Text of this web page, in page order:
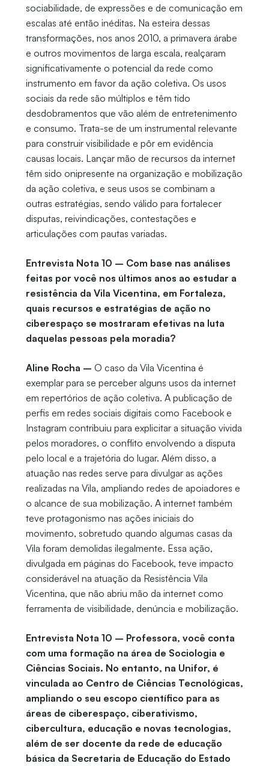
sociabilidade, de expressões e de comunicação em
escalas até então inéditas. Na esteira dessas
transformações, nos anos 2010, a primavera árabe
e outros movimentos de larga escala, realçaram
significativamente o potencial da rede como
instrumento em favor da ação coletiva. Os usos
sociais da rede são múltiplos e têm tido
desdobramentos que vão além de entretenimento
e consumo. Trata-se de um instrumental relevante
para construir visibilidade e pôr em evidência
causas locais. Lançar mão de recursos da internet
têm sido onipresente na organização e mobilização
da ação coletiva, e seus usos se combinam a
outras estratégias, sendo válido para fortalecer
disputas, reivindicações, contestações e
articulações com pautas variadas.
Entrevista Nota 10 – Com base nas análises
feitas por você nos últimos anos ao estudar a
resistência da Vila Vicentina, em Fortaleza,
quais recursos e estratégias de ação no
ciberespaço se mostraram efetivas na luta
daquelas pessoas pela moradia?
Aline Rocha – O caso da Vila Vicentina é
exemplar para se perceber alguns usos da internet
em repertórios de ação coletiva. A publicação de
perfis em redes sociais digitais como Facebook e
Instagram contribuiu para explicitar a situação vivida
pelos moradores, o conflito envolvendo a disputa
pelo local e a trajetória do lugar. Além disso, a
atuação nas redes serve para divulgar as ações
realizadas na Vila, ampliando redes de apoiadores e
o alcance de sua mobilização. A internet também
teve protagonismo nas ações iniciais do
movimento, sobretudo quando algumas casas da
Vila foram demolidas ilegalmente. Essa ação,
divulgada em páginas do Facebook, teve impacto
considerável na atuação da Resistência Vila
Vicentina, que não abriu mão da internet como
ferramenta de visibilidade, denúncia e mobilização.
Entrevista Nota 10 – Professora, você conta
com uma formação na área de Sociologia e
Ciências Sociais. No entanto, na Unifor, é
vinculada ao Centro de Ciências Tecnológicas,
ampliando o seu escopo científico para as
áreas de ciberespaço, ciberativismo,
cibercultura, educação e novas tecnologias,
além de ser docente da rede de educação
básica da Secretaria de Educação do Estado